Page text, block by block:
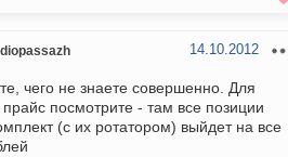
14.10.2012
чего не знаете совершенно. Для
посмотрите - там все позиции
(с их ротатором) выйдет на все